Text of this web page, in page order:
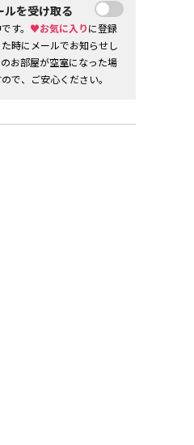
ルを受け取る
す。 ♥お気に入りに登録
時にメールでお知らせし
お部屋が空室になった場
で、ご安心ください。